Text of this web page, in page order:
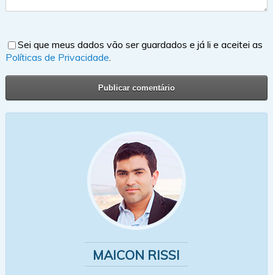
Sei que meus dados vão ser guardados e já li e aceitei as
Políticas de Privacidade.
MAICON RISSI